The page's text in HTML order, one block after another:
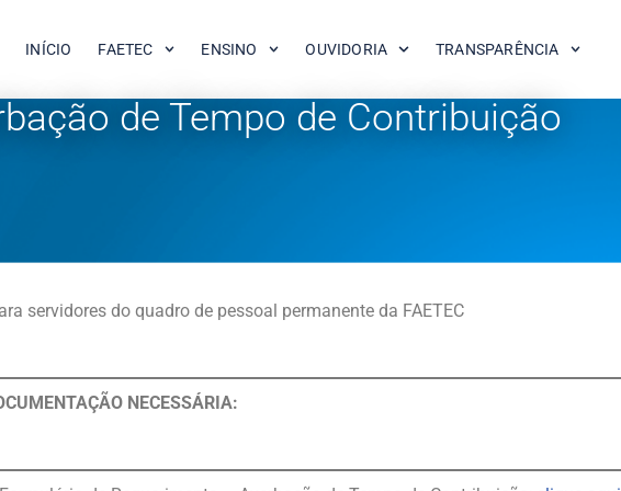
INÍCIO FAETEC ENSINO OUVIDORIA TRANSPARÊNCIA
de Tempo de Contribuição
servidores do quadro de pessoal permanente da FAETEC
NECESSÁRIA: